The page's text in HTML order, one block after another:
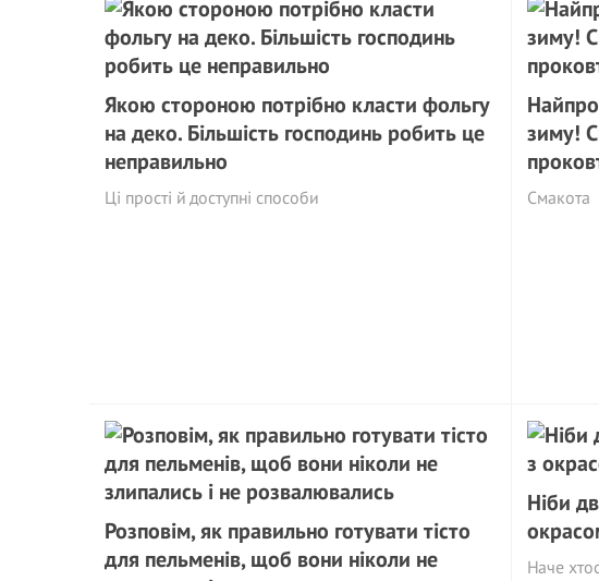
Якою стороною потрібно класти фольгу
на деко. Більшість господинь робить це
неправильно
Ці прості й доступні способи
зиму!
Смакота
Poзповім, як правильно готувати тісто
для пельменів, щоб вони ніколи не
Ніби
Наче